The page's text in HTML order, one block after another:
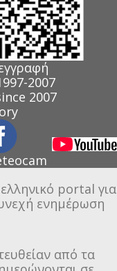
2007
2007
portal για
ενημέρωση
από τα